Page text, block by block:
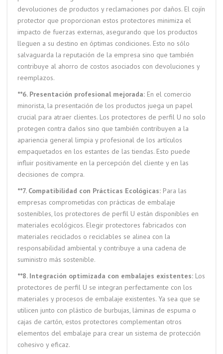
devoluciones de productos y reclamaciones por daños. El cojín
protector que proporcionan estos protectores minimiza el
impacto de fuerzas externas, asegurando que los productos
lleguen a su destino en óptimas condiciones. Esto no sólo
salvaguarda la reputación de la empresa sino que también
contribuye al ahorro de costos asociados con devoluciones y
reemplazos.
**6. Presentación profesional mejorada: En el comercio
minorista, la presentación de los productos juega un papel
crucial para atraer clientes. Los protectores de perfil U no solo
protegen contra daños sino que también contribuyen a la
apariencia general limpia y profesional de los artículos
empaquetados en los estantes de las tiendas. Esto puede
influir positivamente en la percepción del cliente y en las
decisiones de compra.
**7. Compatibilidad con Prácticas Ecológicas: Para las
empresas comprometidas con prácticas de embalaje
sostenibles, los protectores de perfil U están disponibles en
materiales ecológicos. Elegir protectores fabricados con
materiales reciclados o reciclables se alinea con la
responsabilidad ambiental y contribuye a una cadena de
suministro más sostenible.
**8. Integración optimizada con embalajes existentes: Los
protectores de perfil U se integran perfectamente con los
materiales y procesos de embalaje existentes. Ya sea que se
utilicen junto con plástico de burbujas, láminas de espuma o
cajas de cartón, estos protectores complementan otros
elementos del embalaje para crear un sistema de protección
cohesivo y eficaz.